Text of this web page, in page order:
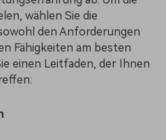
wählen Sie die
den Anforderungen
Fähigkeiten am besten
einen Leitfaden, der Ihnen